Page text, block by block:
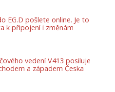
EG.D pošlete online. Je to
k připojení i změnám
vedení V413 posiluje
a západem Česka